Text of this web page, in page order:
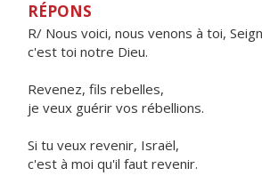
RÉPONS
R/ Nous voici, nous venons à toi,
c'est toi notre Dieu.
Revenez, fils rebelles,
je veux guérir vos rébellions.
Si tu veux revenir, Israël,
c'est à moi qu'il faut revenir.